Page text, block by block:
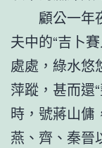
顧公一年
夫中的“吉卜
處處，綠水悠
萍蹤，甚而還
時，號蔣山傭
燕、齊、秦晉